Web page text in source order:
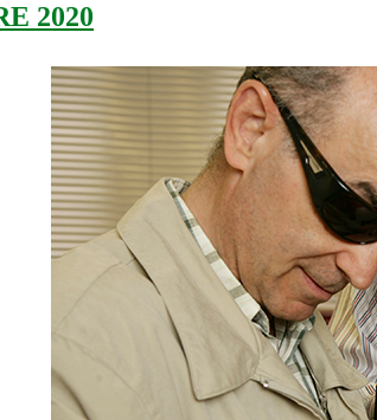
2020